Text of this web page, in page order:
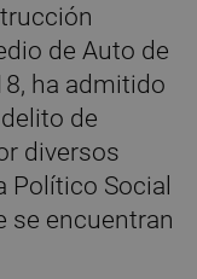
de Auto de
ha admitido
de
diversos
Político Social
se encuentran